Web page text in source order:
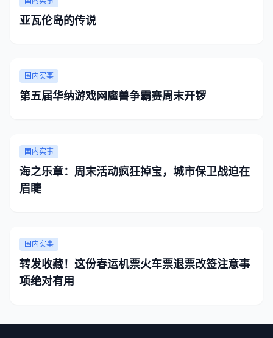
亚瓦伦岛的传说
国内实事
第五届华纳游戏网魔兽争霸赛周末开锣
国内实事
海之乐章：周末活动疯狂掉宝，城市保卫战迫在
眉睫
国内实事
转发收藏！这份春运机票火车票退票改签注意事
项绝对有用